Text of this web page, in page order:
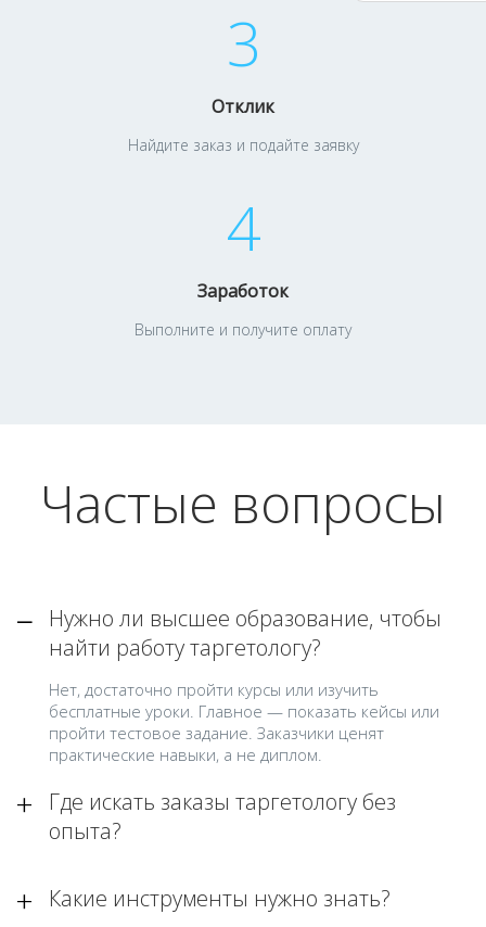
3
Отклик
Найдите заказ и подайте заявку
4
Заработок
Выполните и получите оплату
Частые вопросы
Нужно ли высшее образование, чтобы
найти работу таргетологу?
Нет, достаточно пройти курсы или изучить
бесплатные уроки. Главное — показать кейсы или
пройти тестовое задание. Заказчики ценят
практические навыки, а не диплом.
Где искать заказы таргетологу без
опыта?
Какие инструменты нужно знать?